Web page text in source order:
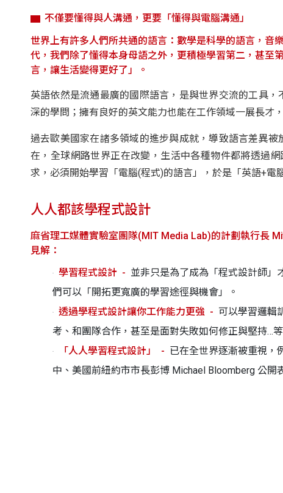
不僅要懂得與人溝通，更要「懂得與電腦溝通」
世界上有許多人們所共通的語言：數學是科學的語言，音
代，我們除了懂得本身母語之外，更積極學習第二，甚至
言，讓生活變得更好了」。
英語依然是流通最廣的國際語言，是與世界交流的工具
深的學問；擁有良好的英文能力也能在工作領域一展長才
過去歐美國家在諸多領域的進步與成就，導致語言差異
在，全球網路世界正在改變，生活中各種物件都將透過
求，必須開始學習「電腦(程式)的語言」，於是「英語+電
人人都該學程式設計
麻省理工媒體實驗室團隊(MIT Media Lab)的計劃執行長
見解：
學習程式設計
並非只是為了成為「程式設計師」
們可以「開拓更寬廣的學習途徑與機會」。
透過學程式設計讓你工作能力更強
可以學習邏輯
考、和團隊合作，甚至是面對失敗如何修正與堅持…
「人人學習程式設計」
已在全世界逐漸被重視，
中、美國前紐約市市長彭博 Michael Bloomberg 公開